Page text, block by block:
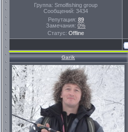
Группа: Smolfishing group
Сообщений: 3434
Репутация: 89
Замечания: 0%
Статус: Offline
Garik